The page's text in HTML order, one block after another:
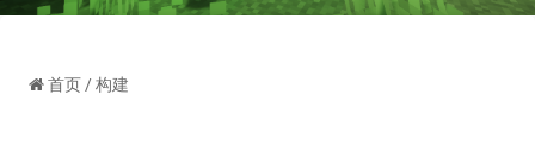
首页 / 构建